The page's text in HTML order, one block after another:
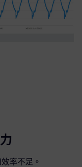
率不足。